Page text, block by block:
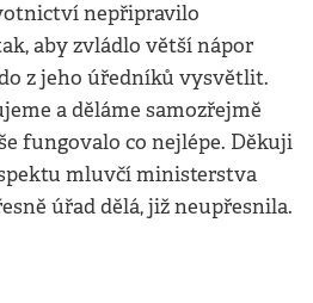
nepřipravilo
aby zvládlo větší nápor
z jeho úředníků vysvětlit.
a děláme samozřejmě
fungovalo co nejlépe. Děkuji
mluvčí ministerstva
úřad dělá, již neupřesnila.